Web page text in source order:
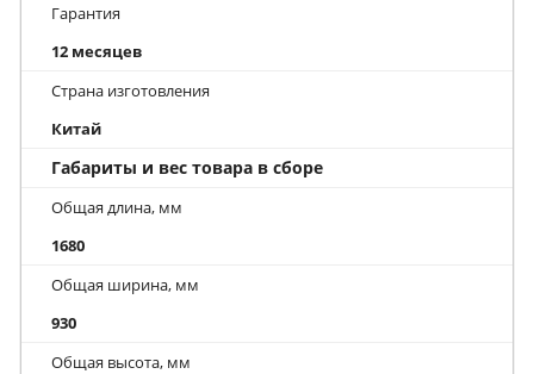
Гарантия
12 месяцев
Страна изготовления
Китай
Габариты и вес товара в сборе
Общая длина, мм
1680
Общая ширина, мм
930
Общая высота, мм